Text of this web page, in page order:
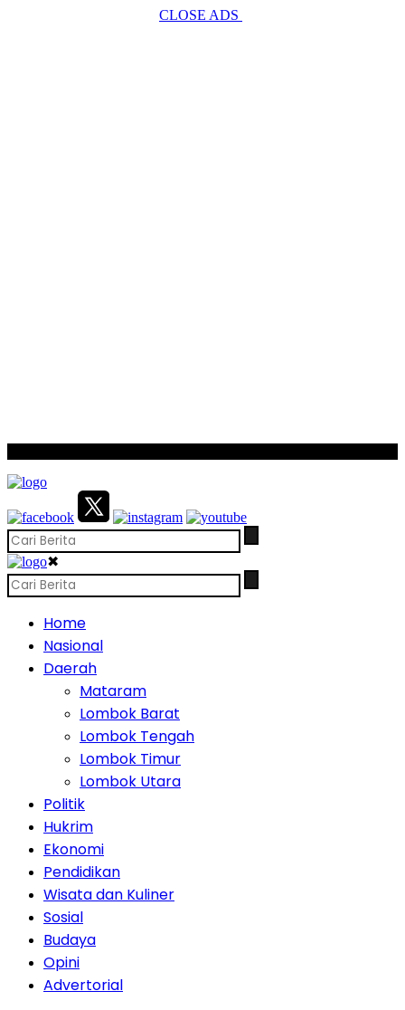
CLOSE ADS
✖
Home
Nasional
Daerah
Mataram
Lombok Barat
Lombok Tengah
Lombok Timur
Lombok Utara
Politik
Hukrim
Ekonomi
Pendidikan
Wisata dan Kuliner
Sosial
Budaya
Opini
Advertorial